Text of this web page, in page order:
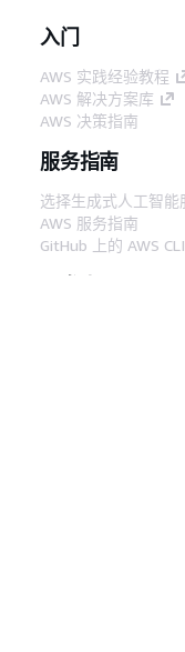
入门
AWS 实践经验教程
AWS 解决方案库
AWS 决策指南
服务指南
选择生成式人工智能
AWS 服务指南
GitHub 上的 AWS